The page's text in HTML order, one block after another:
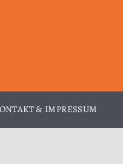
& IMPRESSUM